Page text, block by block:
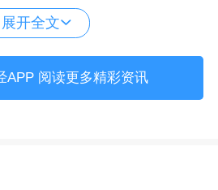
年来虚报收入和盈利增
告中，对物业销售收入
客户接受时”确认收入，
展开全文
APP 阅读更多精彩资讯